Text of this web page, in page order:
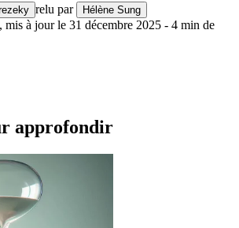
relu par Hélène Sung
, mis à jour le 31 décembre 2025 - 4 min de
approfondir